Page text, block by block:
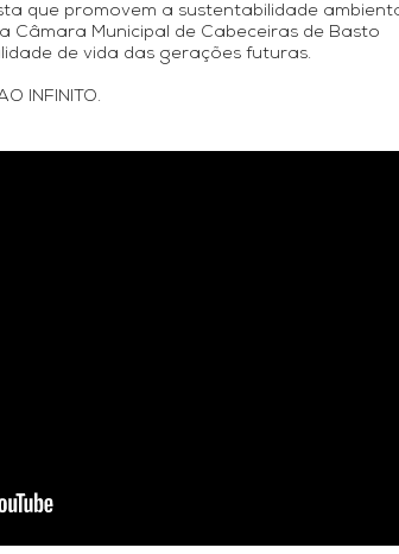
que promovem a sustentabilidade
Câmara Municipal de Cabeceiras de Basto
de vida das gerações futuras.
INFINITO.